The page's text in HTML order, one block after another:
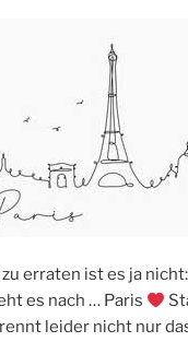
erraten ist es ja
es nach … Paris
leider nicht nur